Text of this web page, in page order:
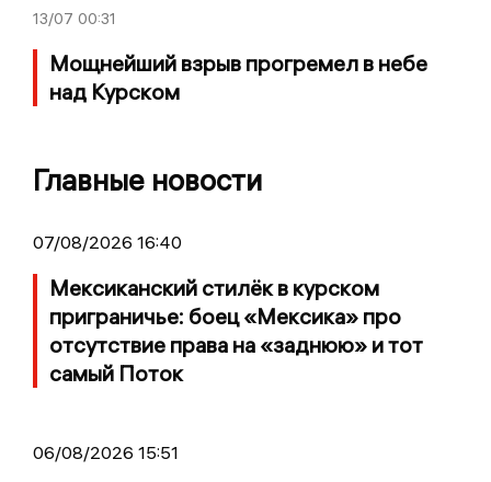
13/07 00:31
Мощнейший взрыв прогремел в небе
над Курском
Главные новости
07/08/2026 16:40
Мексиканский стилёк в курском
приграничье: боец «Мексика» про
отсутствие права на «заднюю» и тот
самый Поток
06/08/2026 15:51